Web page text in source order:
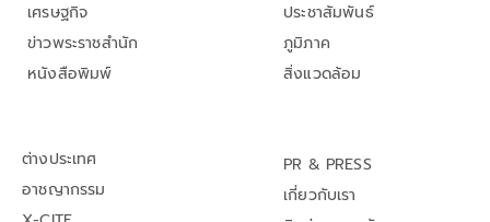
เศรษฐกิจ
ข่าวพระราชสำนัก
หนังสือพิมพ์
ประชาสัมพันธ์
ภูมิภาค
สิ่งแวดล้อม
ต่างประเทศ
อาชญากรรม
PR & PRESS
เกี่ยวกับเรา